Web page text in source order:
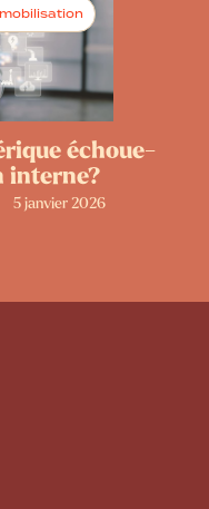
échoue-
interne?
5 janvier 2026